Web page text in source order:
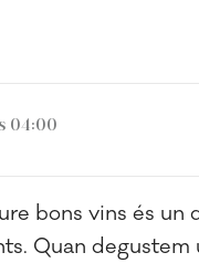
04:00
bons vins és
Quan